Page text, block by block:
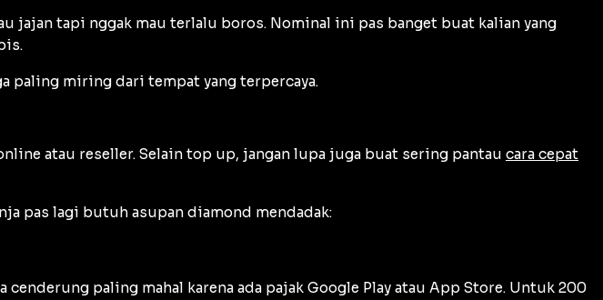
jajan tapi nggak mau terlalu boros. Nominal ini pas banget buat kalian yang
paling miring dari tempat yang terpercaya.
atau reseller. Selain top up, jangan lupa juga buat sering pantau cara cepat
pas lagi butuh asupan diamond mendadak:
paling mahal karena ada pajak Google Play atau App Store. Untuk 200